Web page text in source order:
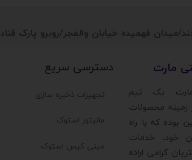
میدان فهمیده خیابان والفجر/روبرو پارک قناد
تجهیزات ذخیره سازی
مانیتور استوک
مینی کیس استوک
دسترسی سریع مارت
مارت یک تیم
محصولات
بوده که با راه
خود، خدمات
گرامی ارائه